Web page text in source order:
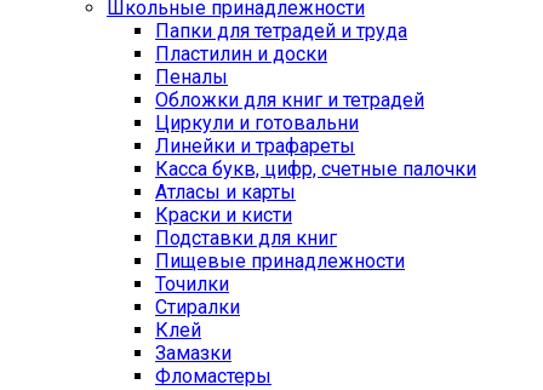
Школьные принадлежности
Папки для тетрадей и труда
Пластилин и доски
Пеналы
Обложки для книг и тетрадей
Циркули и готовальни
Линейки и трафареты
Касса букв, цифр, счетные палочки
Атласы и карты
Краски и кисти
Подставки для книг
Пищевые принадлежности
Точилки
Стиралки
Клей
Замазки
Фломастеры